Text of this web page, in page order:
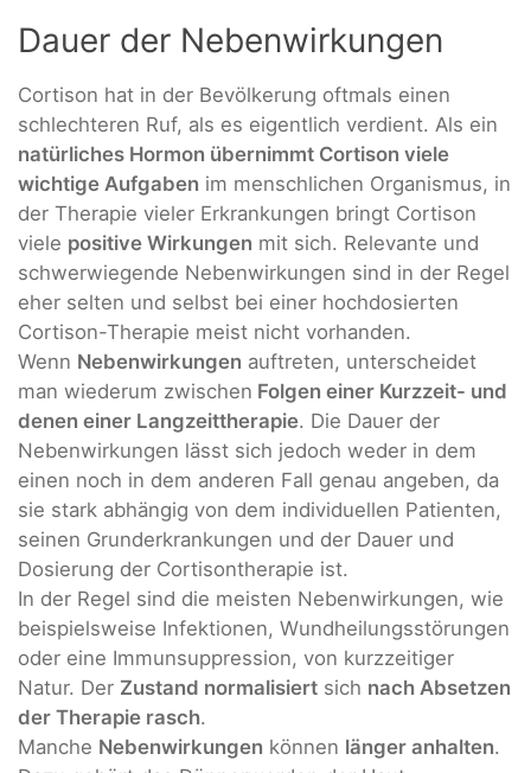
Dauer der Nebenwirkungen
Cortison hat in der Bevölkerung oftmals einen
schlechteren Ruf, als es eigentlich verdient. Als ein
natürliches Hormon übernimmt Cortison viele
wichtige Aufgaben im menschlichen Organismus, in
der Therapie vieler Erkrankungen bringt Cortison
viele positive Wirkungen mit sich. Relevante und
schwerwiegende Nebenwirkungen sind in der Regel
eher selten und selbst bei einer hochdosierten
Cortison-Therapie meist nicht vorhanden.
Wenn Nebenwirkungen auftreten, unterscheidet
man wiederum zwischen Folgen einer Kurzzeit- und
denen einer Langzeittherapie. Die Dauer der
Nebenwirkungen lässt sich jedoch weder in dem
einen noch in dem anderen Fall genau angeben, da
sie stark abhängig von dem individuellen Patienten,
seinen Grunderkrankungen und der Dauer und
Dosierung der Cortisontherapie ist.
In der Regel sind die meisten Nebenwirkungen, wie
beispielsweise Infektionen, Wundheilungsstörungen
oder eine Immunsuppression, von kurzzeitiger
Natur. Der Zustand normalisiert sich nach Absetzen
der Therapie rasch.
Manche Nebenwirkungen können länger anhalten.